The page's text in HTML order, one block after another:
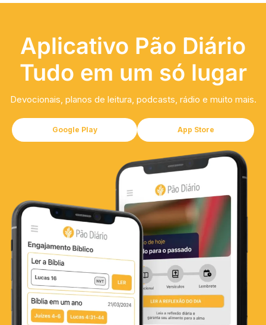
Aplicativo Pão Diário
Tudo em um só lugar
Devocionais, planos de leitura, podcasts, rádio e muito mais.
Google Play App Store